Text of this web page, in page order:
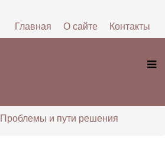
Контакты
О сайте
Главная
Проблемы и пути решения